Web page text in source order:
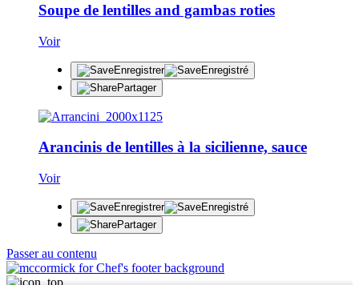
Soupe de lentilles and gambas roties
Voir
Enregistrer
Enregistré
Partager
Arancinis de lentilles à la sicilienne, sauce
Voir
Enregistrer
Enregistré
Partager
Passer au contenu